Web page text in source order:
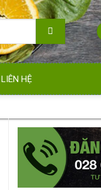
LIÊN HỆ